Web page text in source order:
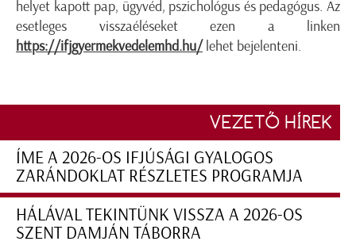
helyet kapott pap, ügyvéd, pszichológus és pedagógus. Az
esetleges visszaéléseket ezen a linken
https://ifjgyermekvedelemhd.hu/lehet bejelenteni.
VEZETŐ HÍREK
ÍME A 2026-OS IFJÚSÁGI GYALOGOS
ZARÁNDOKLAT RÉSZLETES PROGRAMJA
HÁLÁVAL TEKINTÜNK VISSZA A 2026-OS
SZENT DAMJÁN TÁBORRA